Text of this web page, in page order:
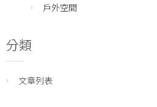
戶外空間
分類
文章列表